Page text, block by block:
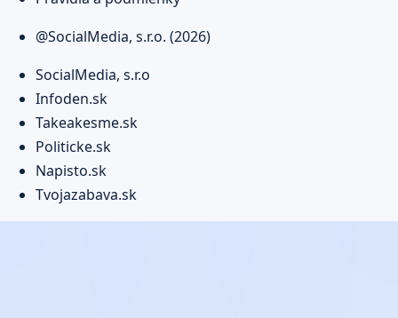
@SocialMedia, s.r.o. (2026)
SocialMedia, s.r.o
Infoden.sk
Takeakesme.sk
Politicke.sk
Napisto.sk
Tvojazabava.sk